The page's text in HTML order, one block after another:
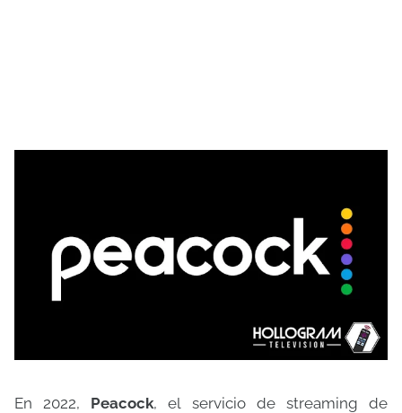
En 2022, Peacock, el servicio de streaming de